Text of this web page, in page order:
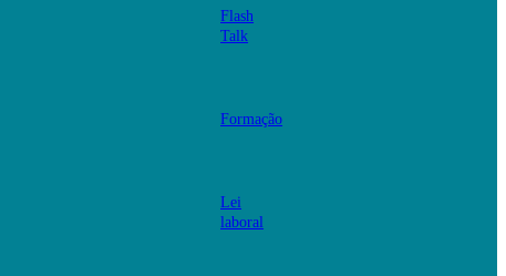
Flash
Talk
Formação
Lei
laboral